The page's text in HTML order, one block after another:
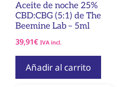
Aceite de noche 25%
CBD:CBG (5:1) de The
Beemine Lab – 5ml
39,91€ IVA incl.
Añadir al carrito